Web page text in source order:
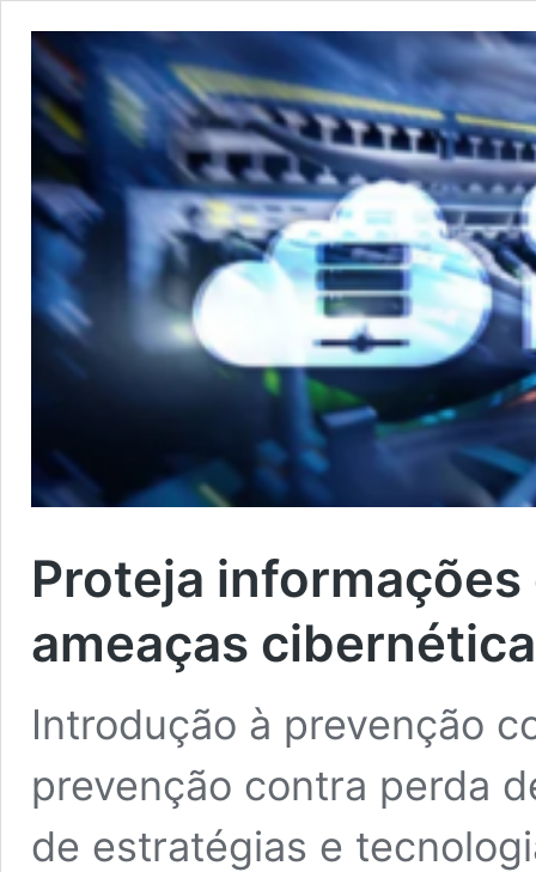
Proteja
ameaças
Introdução à prevenção
prevenção contra perda
de estratégias e